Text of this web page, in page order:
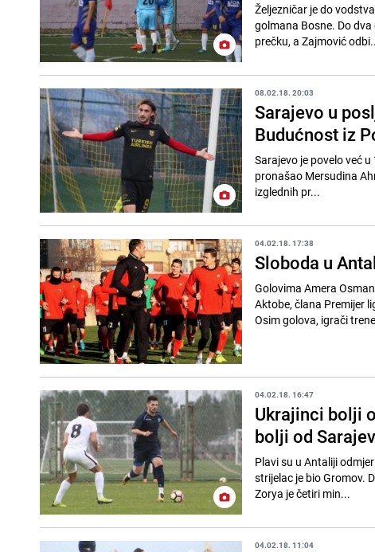
Željezničar je do
golmana Bosne. Do
prečku, a Zajmović
08.02.18. 20:03
Sarajevo u
Budućnost iz
Sarajevo je povelo već
pronašao Mersudina
izglednih pr...
04.02.18. 17:38
Sloboda u
Golovima Amera
Aktobe, člana Premijer
Osim golova, igrači
04.02.18. 16:47
Ukrajinci bolji
bolji od
Plavi su u Antaliji
strijelac je bio Gromov.
Zorya je četiri min...
04.02.18. 11:04